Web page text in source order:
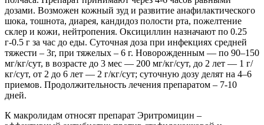
дозами. Возможен кожный зуд и развитие анафилактического
шока, тошнота, диарея, кандидоз полости рта, пожелтение
склер и кожи, нейтропения. Оксициллин назначают по 0.25
г-0.5 г за час до еды. Суточная доза при инфекциях средней
тяжести – 3г, при тяжелых – 6 г. Новорожденным — по 90–150
мг/кг/сут, в возрасте до 3 мес — 200 мг/кг/сут, до 2 лет — 1 г/
кг/сут, от 2 до 6 лет — 2 г/кг/сут; суточную дозу делят на 4–6
приемов. Продолжительность лечения препаратом – 7-10
дней.
К макролидам относят препарат Эритромицин –